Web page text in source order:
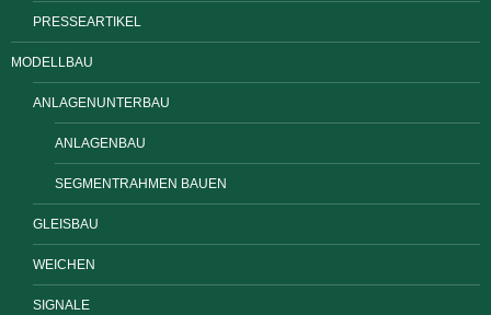
PRESSEARTIKEL
MODELLBAU
ANLAGENUNTERBAU
ANLAGENBAU
SEGMENTRAHMEN BAUEN
GLEISBAU
WEICHEN
SIGNALE